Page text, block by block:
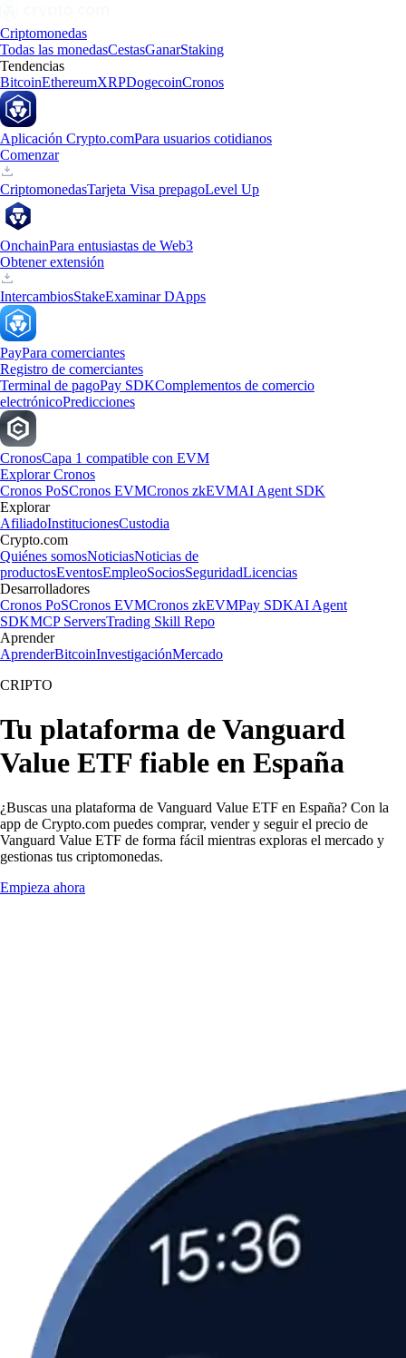
Criptomonedas
Todas las monedasCestasGanarStaking
Tendencias
BitcoinEthereumXRPDogecoinCronos
Aplicación Crypto.comPara usuarios cotidianos
Comenzar
CriptomonedasTarjeta Visa prepagoLevel Up
OnchainPara entusiastas de Web3
Obtener extensión
IntercambiosStakeExaminar DApps
PayPara comerciantes
Registro de comerciantes
Terminal de pagoPay SDKComplementos de comercio
electrónicoPredicciones
CronosCapa 1 compatible con EVM
Explorar Cronos
Cronos PoSCronos EVMCronos zkEVMAI Agent SDK
Explorar
AfiliadoInstitucionesCustodia
Crypto.com
Quiénes somosNoticiasNoticias de
productosEventosEmpleoSociosSeguridadLicencias
Desarrolladores
Cronos PoSCronos EVMCronos zkEVMPay SDKAI Agent
SDKMCP ServersTrading Skill Repo
Aprender
AprenderBitcoinInvestigaciónMercado
CRIPTO
Tu plataforma de Vanguard
Value ETF fiable en España
¿Buscas una plataforma de Vanguard Value ETF en España? Con la
app de Crypto.com puedes comprar, vender y seguir el precio de
Vanguard Value ETF de forma fácil mientras exploras el mercado y
gestionas tus criptomonedas.
Empieza ahora